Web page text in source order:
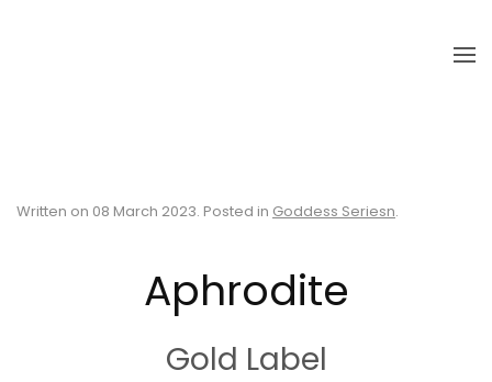
Written on 08 March 2023. Posted in Goddess Seriesn.
Aphrodite
Gold Label